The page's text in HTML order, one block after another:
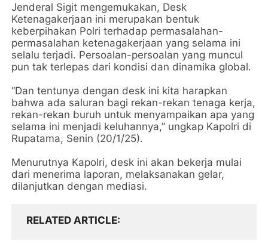
Jenderal Sigit mengemukakan, Desk
Ketenagakerjaan ini merupakan bentuk
keberpihakan Polri terhadap permasalahan-
permasalahan ketenagakerjaan yang selama ini
selalu terjadi. Persoalan-persoalan yang muncul
pun tak terlepas dari kondisi dan dinamika global.
“Dan tentunya dengan desk ini kita harapkan
bahwa ada saluran bagi rekan-rekan tenaga kerja,
rekan-rekan buruh untuk menyampaikan apa yang
selama ini menjadi keluhannya,” ungkap Kapolri di
Rupatama, Senin (20/1/25).
Menurutnya Kapolri, desk ini akan bekerja mulai
dari menerima laporan, melaksanakan gelar,
dilanjutkan dengan mediasi.
RELATED ARTICLE